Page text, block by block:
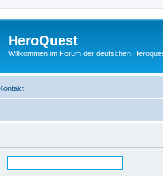
HeroQuest
Willkommen im Forum der deutschen
Kontakt